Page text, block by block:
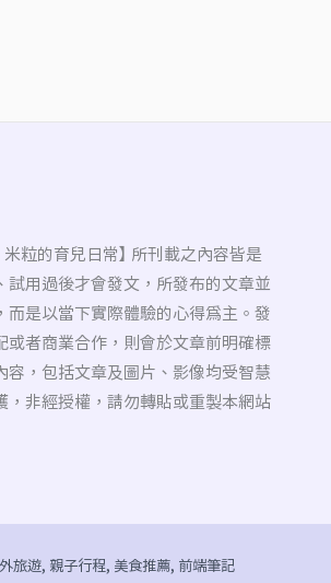
米粒的育兒日常】 所刊載之內容皆是
試用過後才會發文，所發布的文章並
而是以當下實際體驗的心得為主。發
或者商業合作，則會於文章前明確標
容，包括文章及圖片、影像均受智慧
，非經授權，請勿轉貼或重製本網站
旅遊, 親子行程, 美食推薦, 前端筆記